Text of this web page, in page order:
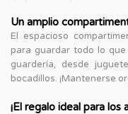
Un amplio
El espacioso
para guardar todo lo
guardería, desde
bocadillos. ¡Mantenerse
¡El regalo ideal para